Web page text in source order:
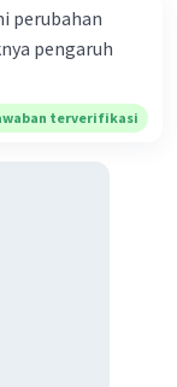
bisnis
negara
berperan
presiden
perubahan
pengaruh
terverifikasi